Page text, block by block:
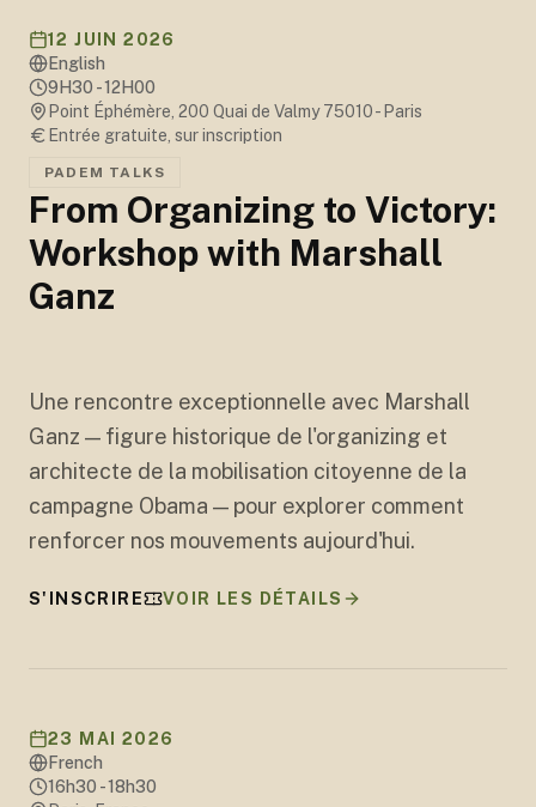
12 JUIN 2026
English
9H30 - 12H00
Point Éphémère, 200 Quai de Valmy 75010 - Paris
Entrée gratuite, sur inscription
PADEM TALKS
From Organizing to Victory:
Workshop with Marshall
Ganz
Une rencontre exceptionnelle avec Marshall
Ganz — figure historique de l'organizing et
architecte de la mobilisation citoyenne de la
campagne Obama — pour explorer comment
renforcer nos mouvements aujourd'hui.
S'INSCRIRE VOIR LES DÉTAILS
23 MAI 2026
French
16h30 - 18h30